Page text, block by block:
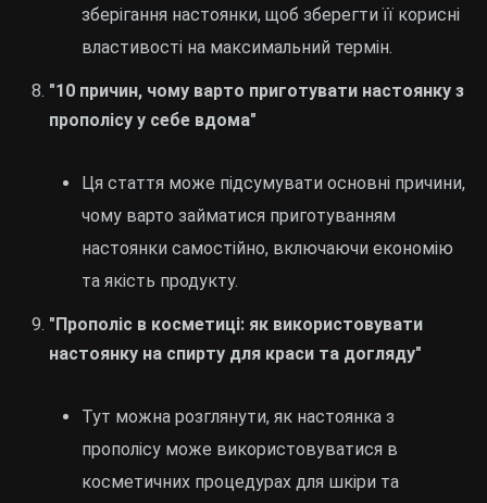
зберігання настоянки, щоб зберегти її корисні
властивості на максимальний термін.
"10 причин, чому варто приготувати настоянку з
прополісу у себе вдома"
Ця стаття може підсумувати основні причини,
чому варто займатися приготуванням
настоянки самостійно, включаючи економію
та якість продукту.
"Прополіс в косметиці: як використовувати
настоянку на спирту для краси та догляду"
Тут можна розглянути, як настоянка з
прополісу може використовуватися в
косметичних процедурах для шкіри та